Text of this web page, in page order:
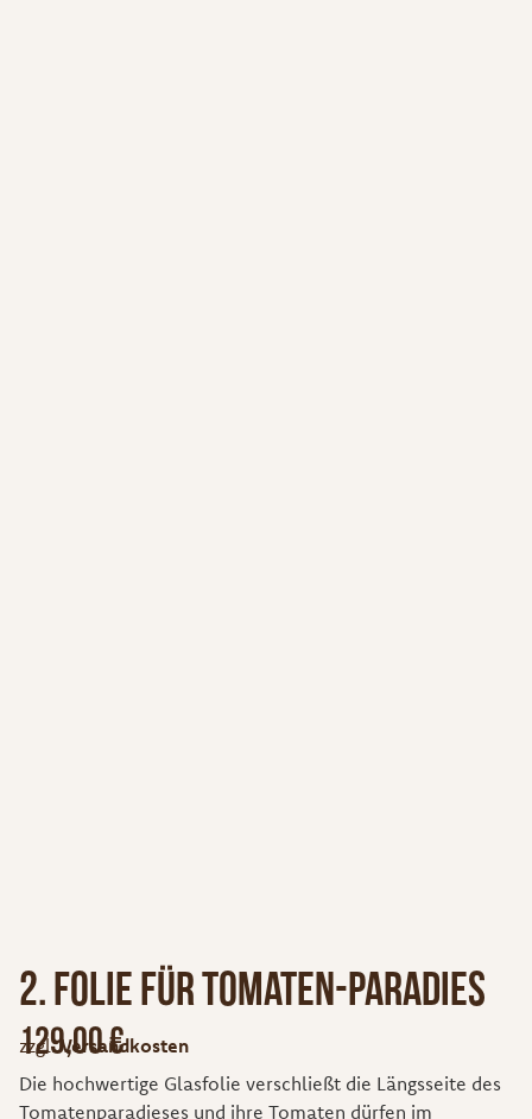
2. Folie für Tomaten-Paradies
129,00€
zzgl.Versandkosten
Die hochwertige Glasfolie verschließt die Längsseite des
Tomatenparadieses und ihre Tomaten dürfen im